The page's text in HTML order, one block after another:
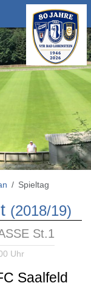
Spieltag
(2018/19)
St.1
Uhr
Saalfeld